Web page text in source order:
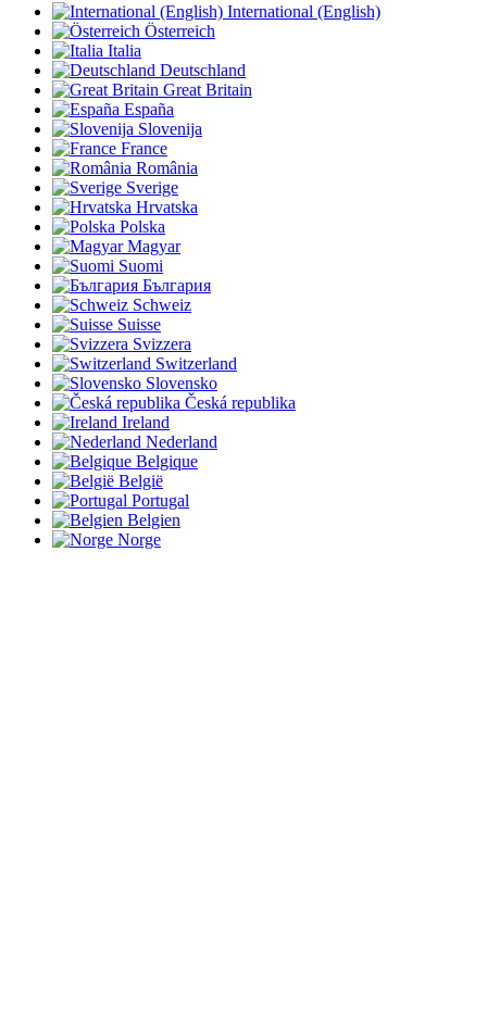
International (English)
Österreich
Italia
Deutschland
Great Britain
España
Slovenija
France
România
Sverige
Hrvatska
Polska
Magyar
Suomi
България
Schweiz
Suisse
Svizzera
Switzerland
Slovensko
Česká republika
Ireland
Nederland
Belgique
België
Portugal
Belgien
Norge